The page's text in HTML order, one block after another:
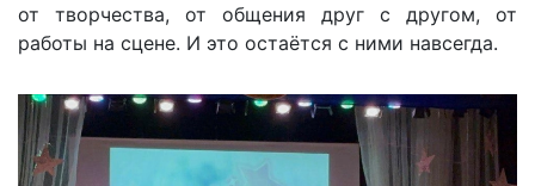
от творчества, от общения друг с другом, от
работы на сцене. И это остаётся с ними навсегда.